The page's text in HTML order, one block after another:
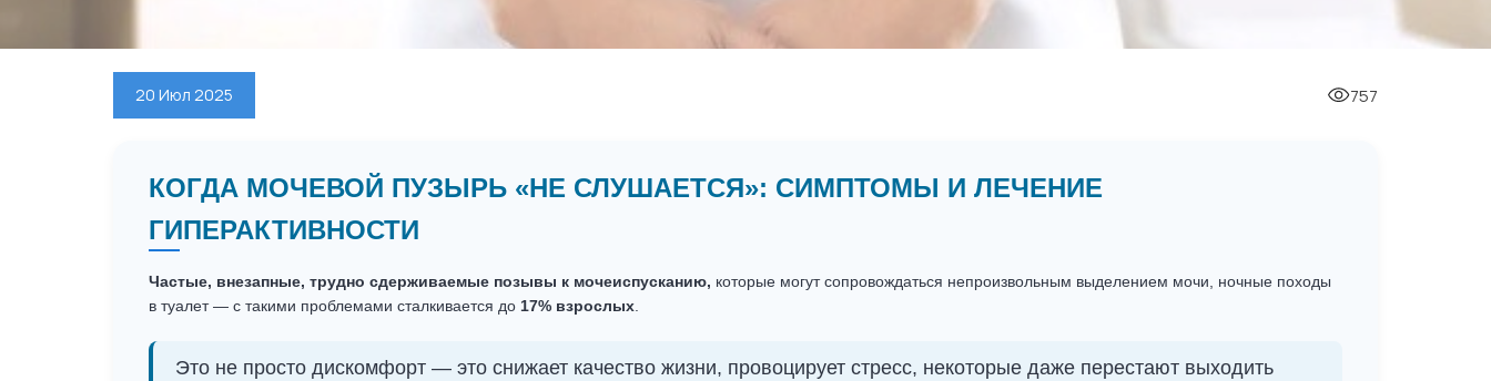
20 Июл 2025 757
КОГДА МОЧЕВОЙ ПУЗЫРЬ «НЕ СЛУШАЕТСЯ»: СИМПТОМЫ И ЛЕЧЕНИЕ
ГИПЕРАКТИВНОСТИ
Частые, внезапные, трудно сдерживаемые позывы к мочеиспусканию, которые могут сопровождаться непроизвольным выделением мочи, ночные походы
в туалет — с такими проблемами сталкивается до 17% взрослых
Это не просто дискомфорт — это снижает качество жизни, провоцирует стресс, некоторые даже перестают выходить